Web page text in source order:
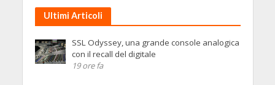
Ultimi Articoli
SSL Odyssey, una grande console analogica
con il recall del digitale
19 ore fa